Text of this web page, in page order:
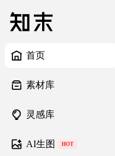
首页
素材库
灵感库
AI生图 HOT